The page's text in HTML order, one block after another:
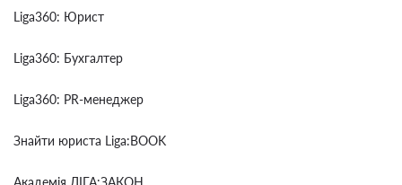
Liga360: Юрист
Liga360: Бухгалтер
Liga360: PR-менеджер
Знайти юриста Liga:BOOK
Академія ЛІГА:ЗАКОН